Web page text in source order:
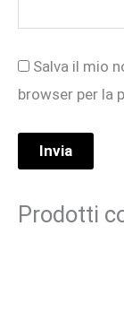
Salva il mio
browser per la
Prodotti